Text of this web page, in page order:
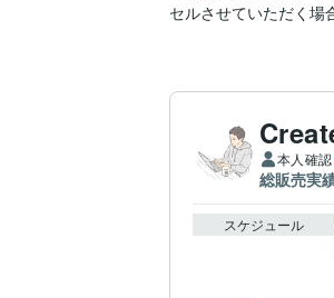
セルさせていただく場
本人確認
総販売実
スケジュール